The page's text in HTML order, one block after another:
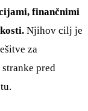
finančnimi
Njihov cilj je
za
pred